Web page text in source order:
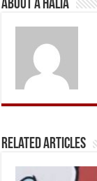
About A Halia
Related Articles